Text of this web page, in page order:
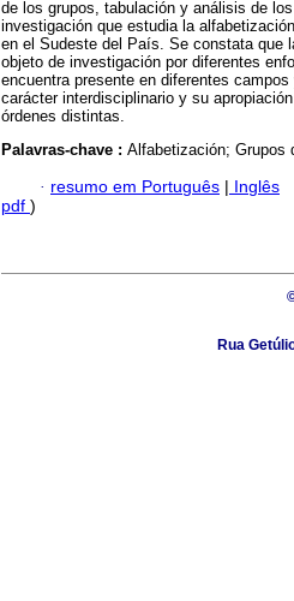
de los grupos, tabulación y análisis de
investigación que estudia la
en el Sudeste del País. Se constata que
objeto de investigación por diferentes
encuentra presente en diferentes
carácter interdisciplinario y su
órdenes distintas.
Palavras-chave : Alfabetización; Grupos
· resumo em Português | Inglês
pdf )
Rua